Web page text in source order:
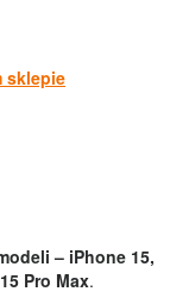
sklepie
– iPhone 15,
Pro Max.